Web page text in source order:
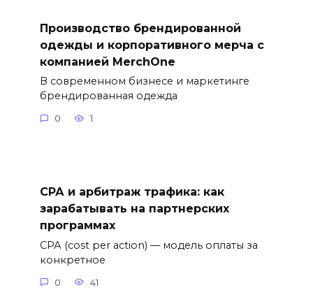
Производство брендированной
одежды и корпоративного мерча с
компанией MerchOne
В современном бизнесе и маркетинге
брендированная одежда
0 1
СРА и арбитраж трафика: как
зарабатывать на партнерских
программах
СРА (cost per action) — модель оплаты за
конкретное
0 41